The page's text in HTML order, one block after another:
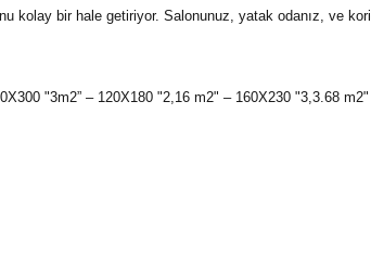
kolay bir hale getiriyor. Salonunuz, yatak odanız, ve
"3m2” – 120X180 "2,16 m2" – 160X230 "3,3.68